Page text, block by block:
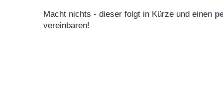
Macht nichts - dieser folgt in Kürze und einen
vereinbaren!